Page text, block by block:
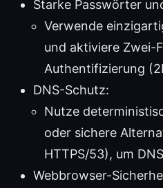
Starke Passwörter
Verwende
und aktiviere Zwei-
Authentifizierung
DNS-Schutz:
Nutze
oder sichere
HTTPS/53), um
Webbrowser-